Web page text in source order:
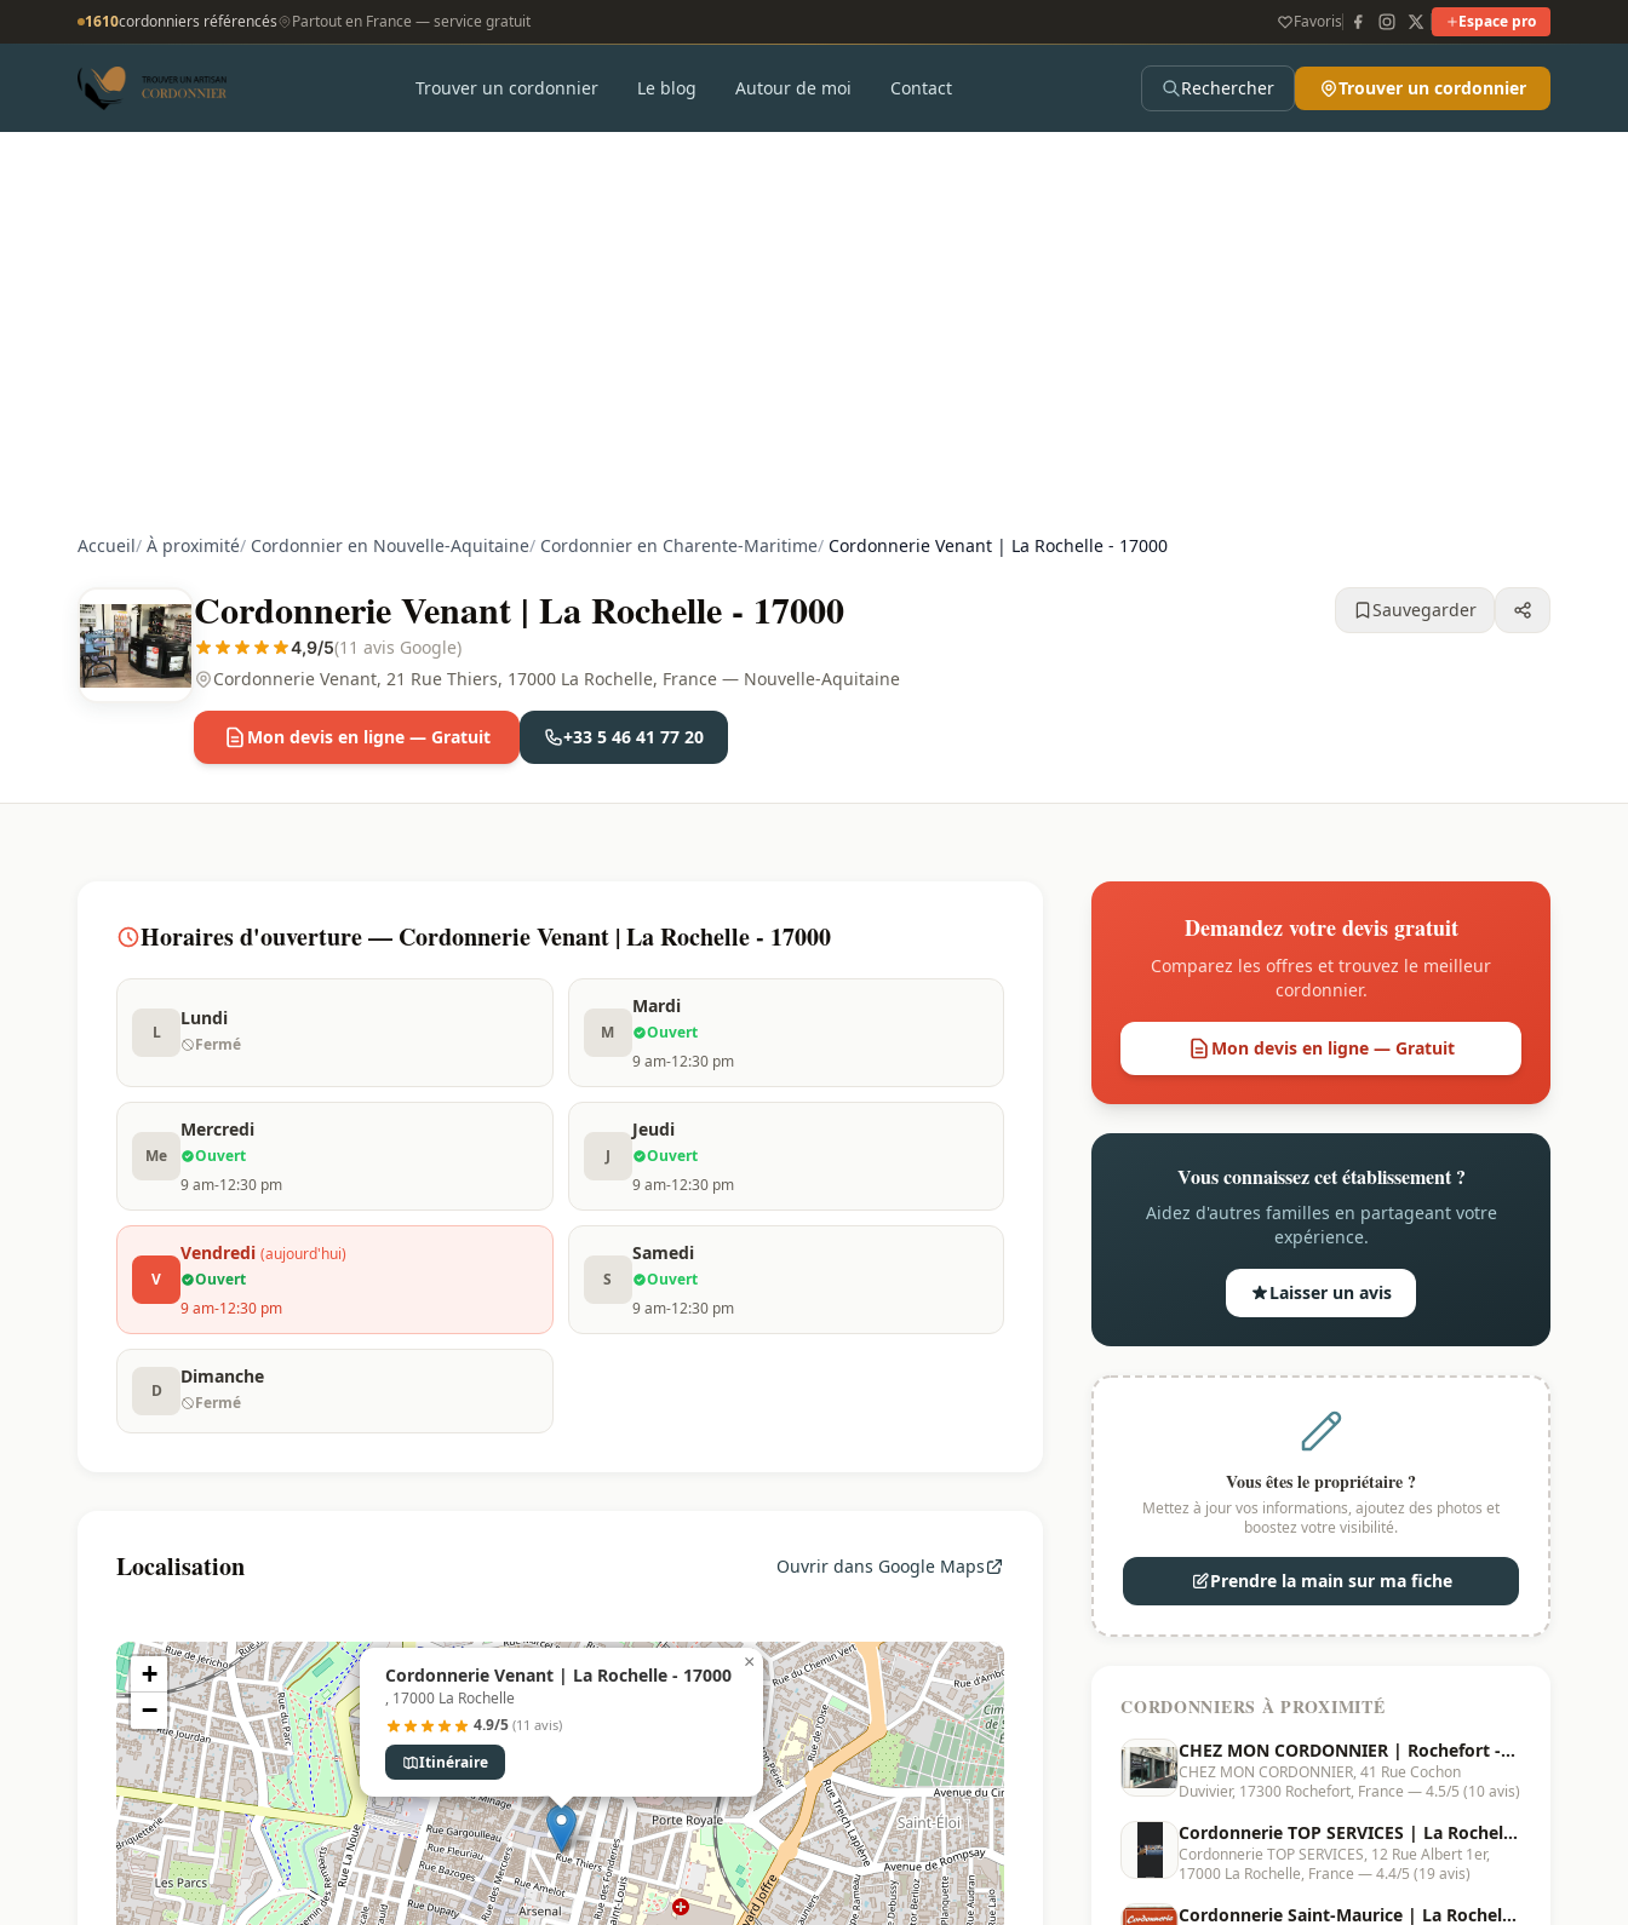
1610cordonniers référencés Partout en France — service gratuit Favoris Espace pro
Trouver un cordonnier Le blog Autour de moi Contact Rechercher Trouver un cordonnier
Accueil/ À proximité/ Cordonnier en Nouvelle-Aquitaine/ Cordonnier en Charente-Maritime/ Cordonnerie Venant | La Rochelle - 17000
Cordonnerie Venant | La Rochelle - 17000
4,9/5(11 avis Google)
Cordonnerie Venant, 21 Rue Thiers, 17000 La Rochelle, France — Nouvelle-Aquitaine
Sauvegarder
Mon devis en ligne — Gratuit +33 5 46 41 77 20
Horaires d'ouverture — Cordonnerie Venant | La Rochelle - 17000
L
Lundi
Fermé
M
Mardi
Ouvert
9 am-12:30 pm
Me
Mercredi
Ouvert
9 am-12:30 pm
J
Jeudi
Ouvert
9 am-12:30 pm
V
Vendredi (aujourd'hui)
Ouvert
9 am-12:30 pm
S
Samedi
Ouvert
9 am-12:30 pm
D
Dimanche
Fermé
Localisation Ouvrir dans Google Maps
Cordonnerie Venant | La Rochelle - 17000
, 17000 La Rochelle
4.9/5 (11 avis)
Itinéraire
×
+
−
Demandez votre devis gratuit
Comparez les offres et trouvez le meilleur
cordonnier.
Mon devis en ligne — Gratuit
Vous connaissez cet établissement ?
Aidez d'autres familles en partageant votre
expérience.
Laisser un avis
Vous êtes le propriétaire ?
Mettez à jour vos informations, ajoutez des photos et
boostez votre visibilité.
Prendre la main sur ma fiche
CORDONNIERS À PROXIMITÉ
CHEZ MON CORDONNIER | Rochefort -
17300
CHEZ MON CORDONNIER, 41 Rue Cochon
Duvivier, 17300 Rochefort, France — 4.5/5 (10 avis)
Cordonnerie TOP SERVICES | La Rochelle
- 17000
Cordonnerie TOP SERVICES, 12 Rue Albert 1er,
17000 La Rochelle, France — 4.4/5 (19 avis)
Cordonnerie Saint-Maurice | La Rochelle